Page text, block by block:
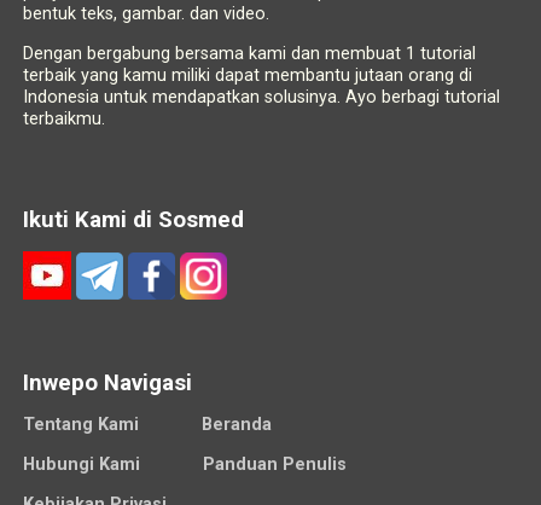
bentuk teks, gambar. dan video.
Dengan bergabung bersama kami dan membuat 1 tutorial
terbaik yang kamu miliki dapat membantu jutaan orang di
Indonesia untuk mendapatkan solusinya. Ayo berbagi tutorial
terbaikmu.
Ikuti Kami di Sosmed
Inwepo Navigasi
Tentang Kami
Beranda
Hubungi Kami
Panduan Penulis